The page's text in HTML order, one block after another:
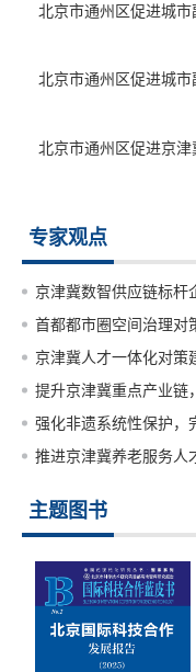
北京市通州区促进城
北京市通州区促进城
北京市通州区促进京
专家观点
京津冀数智供应链标杆
首都都市圈空间治理对
京津冀人才一体化对策
提升京津冀重点产业链
强化非遗系统性保护，
推进京津冀养老服务人
主题图书